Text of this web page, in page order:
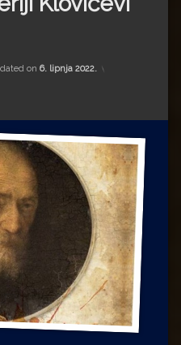
on 6. lipnja 2022.